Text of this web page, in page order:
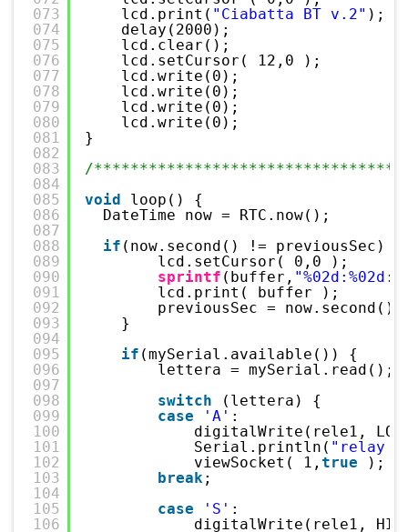
073
074
075
076
077
078
079
080
081
082
083
084
085
086
087
088
089
090
091
092
093
094
095
096
097
098
099
100
101
102
103
104
105
106
lcd.print( "Ciabatta BT v.2" );
delay(2000);
lcd.clear();
lcd.setCursor( 12,0 );
lcd.write(0);
lcd.write(0);
lcd.write(0);
lcd.write(0);
}
/
void
loop() {
DateTime now = RTC.now();
if (now.second() != previousSec) {
lcd.setCursor( 0,0 );
sprintf (buffer,
lcd.print( buffer );
previousSec = now.second();
}
if (mySerial.available()) {
lettera = mySerial.read();
switch
(lettera) {
case
'A' :
digitalWrite(rele1,
Serial.println( "relay 1
viewSocket( 1, true
);
break ;
case
'S' :
digitalWrite(rele1,